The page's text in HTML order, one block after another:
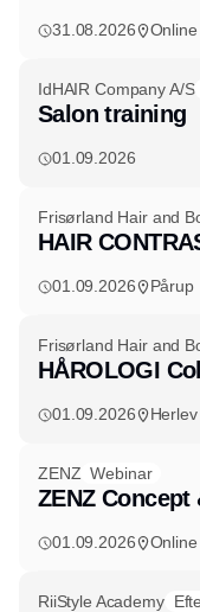
31.08.2026
IdHAIR Company A/S
Salon training
01.09.2026
Frisørland Hair and
HAIR
01.09.2026 Pårup
Frisørland Hair and
HÅROLOGI
01.09.2026 Herlev
ZENZ Webinar
ZENZ
01.09.2026
RiiStyle Academy